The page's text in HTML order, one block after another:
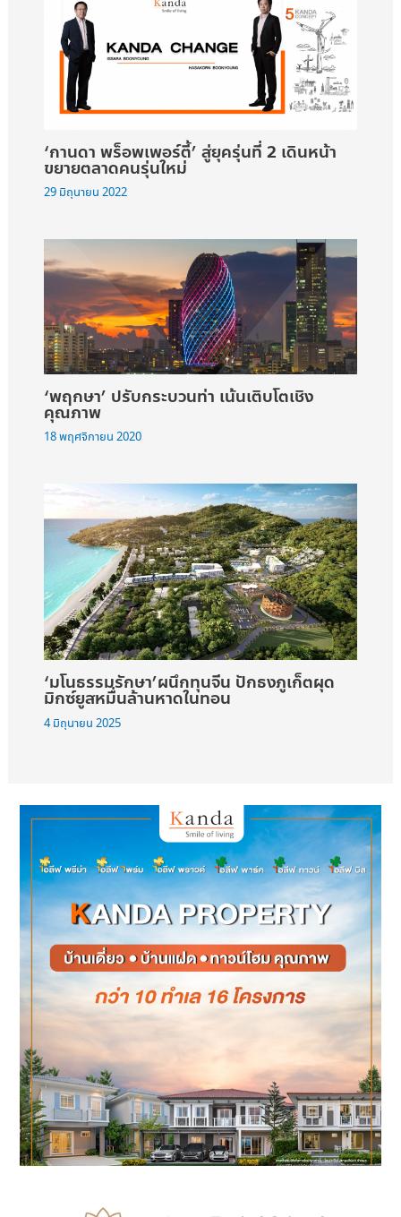
‘กานดา พร็อพเพอร์ตี้’ สู่ยุครุ่นที่ 2 เดินหน้า
ขยายตลาดคนรุ่นใหม่
29 มิถุนายน 2022
‘พฤกษา’ ปรับกระบวนท่า เน้นเติบโตเชิง
คุณภาพ
18 พฤศจิกายน 2020
‘มโนธรรมรักษา’ผนึกทุนจีน ปักธงภูเก็ตผุด
มิกซ์ยูสหมื่นล้านหาดในทอน
4 มิถุนายน 2025